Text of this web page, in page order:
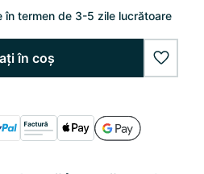
în termen de 3-5 zile lucrătoare
în coș